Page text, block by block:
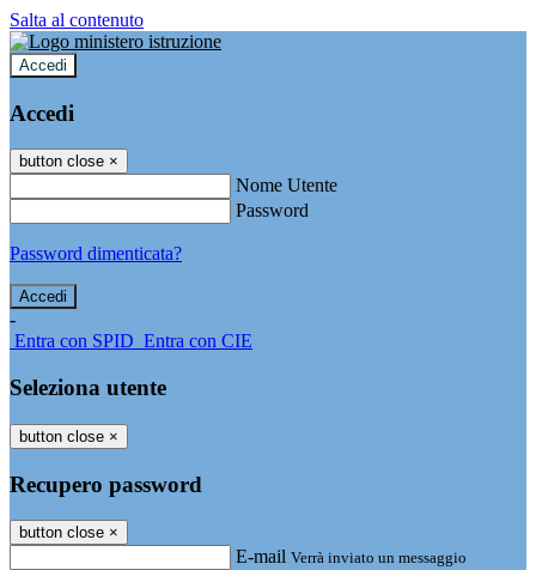
Salta al contenuto
Accedi
Accedi
button close ×
Nome Utente
Password
Password dimenticata?
-
Entra con SPID Entra con CIE
Seleziona utente
button close ×
Recupero password
button close ×
E-mail Verrà inviato un messaggio